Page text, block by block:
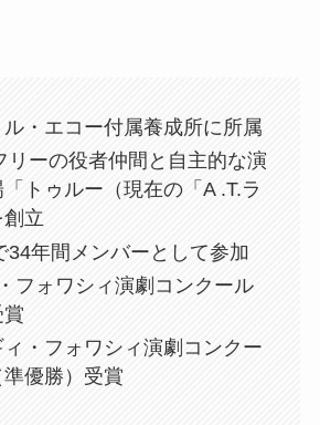
・エコー付属養成所に所属
ーの役者仲間と自主的な演
トゥルー（現在の「A .T.ラ
立
34年間メンバーとして参加
フォワシィ演劇コンクール
・フォワシィ演劇コンクー
優勝）受賞